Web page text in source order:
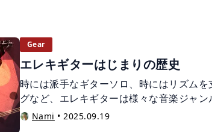
Gear
エレキギターはじまりの歴史
時には派手なギターソロ、時にはリズムを
グなど、エレキギターは様々な音楽ジャン
せない楽器です。 では、エレキギターはど
Nami •2025.09.19